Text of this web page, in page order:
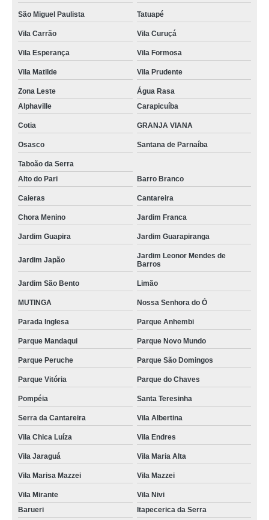
São Miguel Paulista Tatuapé
Vila Carrão Vila Curuçá
Vila Esperança Vila Formosa
Vila Matilde Vila Prudente
Zona Leste
Água Rasa
Alphaville
Carapicuíba
Cotia GRANJA VIANA
Osasco Santana de Parnaíba
Taboão da Serra
Alto do Pari
Barro Branco
Caieras Cantareira
Chora Menino Jardim Franca
Jardim Guapira Jardim Guarapiranga
Jardim Japão
Jardim Leonor Mendes de
Barros
Jardim São Bento Limão
MUTINGA Nossa Senhora do Ó
Parada Inglesa Parque Anhembi
Parque Mandaqui Parque Novo Mundo
Parque Peruche Parque São Domingos
Parque Vitória Parque do Chaves
Pompéia Santa Teresinha
Serra da Cantareira Vila Albertina
Vila Chica Luíza Vila Endres
Vila Jaraguá Vila Maria Alta
Vila Marisa Mazzei Vila Mazzei
Vila Mirante
Vila Nivi
Barueri
Itapecerica da Serra